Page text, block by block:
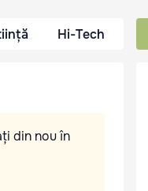
Hi-Tech
din nou în